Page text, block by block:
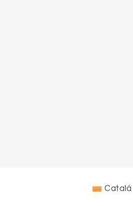
Català